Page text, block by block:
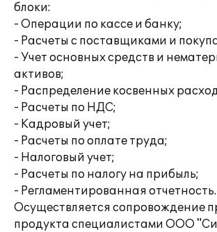
блоки:
- Операции по кассе и банку;
- Расчеты с поставщиками и
- Учет основных средств и
активов;
- Распределение косвенных
- Расчеты по НДС;
- Кадровый учет;
- Расчеты по оплате труда;
- Налоговый учет;
- Расчеты по налогу на прибыль;
- Регламентированная отчетность.
Осуществляется сопровождение
продукта специалистами ООО